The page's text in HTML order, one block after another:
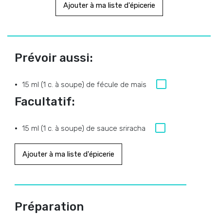
Ajouter à ma liste d'épicerie
Prévoir aussi:
15 ml (1 c. à soupe) de fécule de maïs
Facultatif:
15 ml (1 c. à soupe) de sauce sriracha
Ajouter à ma liste d'épicerie
Préparation